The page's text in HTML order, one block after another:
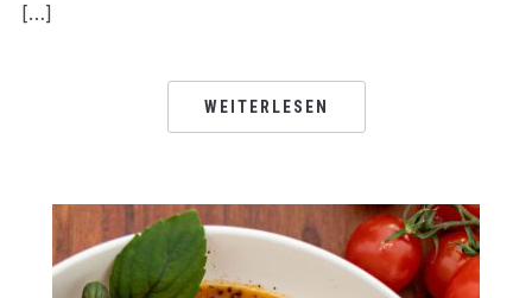
[…]
WEITERLESEN